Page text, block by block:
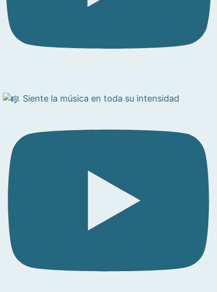
Siente la música en toda su intensidad